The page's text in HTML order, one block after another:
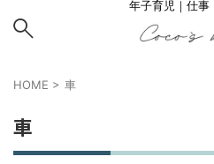
年子育児｜仕事
HOME > 車
車